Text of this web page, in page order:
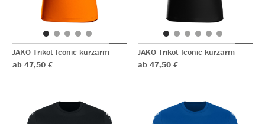
JAKO Trikot Iconic kurzarm
ab 47,50 €
JAKO Trikot Iconic kurzarm
ab 47,50 €